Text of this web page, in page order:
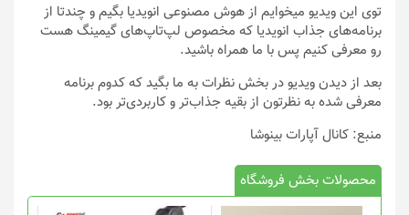
توی این ویدیو میخوایم از هوش مصنوعی انویدیا بگیم و چندتا از
برنامه‌های جذاب انویدیا که مخصوص لپ‌‌تاپ‌های گیمینگ هست
رو معرفی کنیم پس با ما همراه باشید.
بعد از دیدن ویدیو در بخش نظرات به ما بگید که کدوم برنامه
معرفی شده به نظرتون از بقیه جذاب‌تر و کاربردی‌تر بود.
منبع: کانال آپارات بینوشا
محصولات بخش فروشگاه